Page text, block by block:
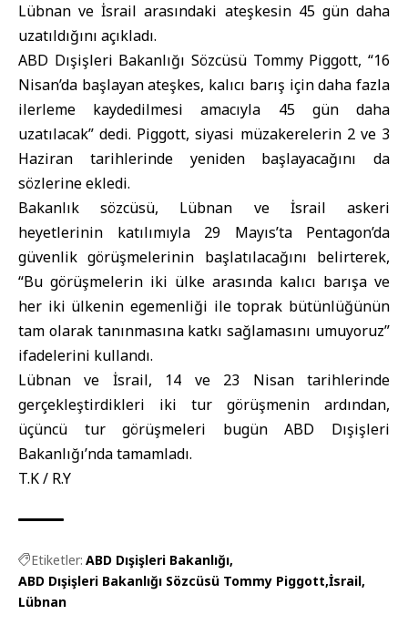
Lübnan ve İsrail arasındaki ateşkesin 45 gün daha
uzatıldığını açıkladı.
ABD Dışişleri Bakanlığı Sözcüsü Tommy Piggott, “16
Nisan’da başlayan ateşkes, kalıcı barış için daha fazla
ilerleme kaydedilmesi amacıyla 45 gün daha
uzatılacak” dedi. Piggott, siyasi müzakerelerin 2 ve 3
Haziran tarihlerinde yeniden başlayacağını da
sözlerine ekledi.
Bakanlık sözcüsü, Lübnan ve İsrail askeri
heyetlerinin katılımıyla 29 Mayıs’ta Pentagon’da
güvenlik görüşmelerinin başlatılacağını belirterek,
“Bu görüşmelerin iki ülke arasında kalıcı barışa ve
her iki ülkenin egemenliği ile toprak bütünlüğünün
tam olarak tanınmasına katkı sağlamasını umuyoruz”
ifadelerini kullandı.
Lübnan ve İsrail, 14 ve 23 Nisan tarihlerinde
gerçekleştirdikleri iki tur görüşmenin ardından,
üçüncü tur görüşmeleri bugün ABD Dışişleri
Bakanlığı’nda tamamladı.
T.K / R.Y
Etiketler: ABD Dışişleri Bakanlığı
ABD Dışişleri Bakanlığı Sözcüsü Tommy Piggott İsrail
Lübnan